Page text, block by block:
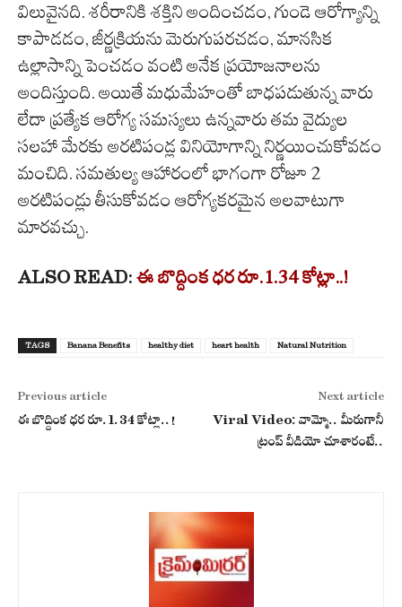
విలువైనది. శరీరానికి శక్తిని అందించడం, గుండె ఆరోగ్యాన్ని
కాపాడడం, జీర్ణక్రియను మెరుగుపరచడం, మానసిక
ఉల్లాసాన్ని పెంచడం వంటి అనేక ప్రయోజనాలను
అందిస్తుంది. అయితే మధుమేహంతో బాధపడుతున్న వారు
లేదా ప్రత్యేక ఆరోగ్య సమస్యలు ఉన్నవారు తమ వైద్యుల
సలహా మేరకు అరటిపండ్ల వినియోగాన్ని నిర్ణయించుకోవడం
మంచిది. సమతుల్య ఆహారంలో భాగంగా రోజూ 2
అరటిపండ్లు తీసుకోవడం ఆరోగ్యకరమైన అలవాటుగా
మారవచ్చు.
ALSO READ: ఈ బొద్దింక ధర రూ.1.34 కోట్లా..!
TAGS Banana Benefits healthy diet heart health Natural Nutrition
Previous article
ఈ బొద్దింక ధర రూ.1.34 కోట్లా..!
Next article
Viral Video: వామ్మో.. మీరుగానీ
ట్రంప్ వీడియో చూశారంటే..